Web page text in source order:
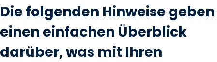
Die folgenden Hinweise geben
einen einfachen Überblick
darüber, was mit Ihren